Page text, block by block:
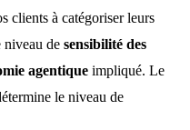
clients à catégoriser leurs
niveau de sensibilité des
agentique impliqué. Le
le niveau de